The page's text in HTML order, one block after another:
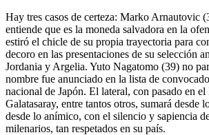
Hay tres casos de certeza: Marko Arnautovic
entiende que es la moneda salvadora en la
estiró el chicle de su propia trayectoria para
decoro en las presentaciones de su selección
Jordania y Argelia. Yuto Nagatomo (39) no
nombre fue anunciado en la lista de
nacional de Japón. El lateral, con pasado en
Galatasaray, entre tantos otros, sumará desde
desde lo anímico, con el silencio y sapiencia
milenarios, tan respetados en su país.